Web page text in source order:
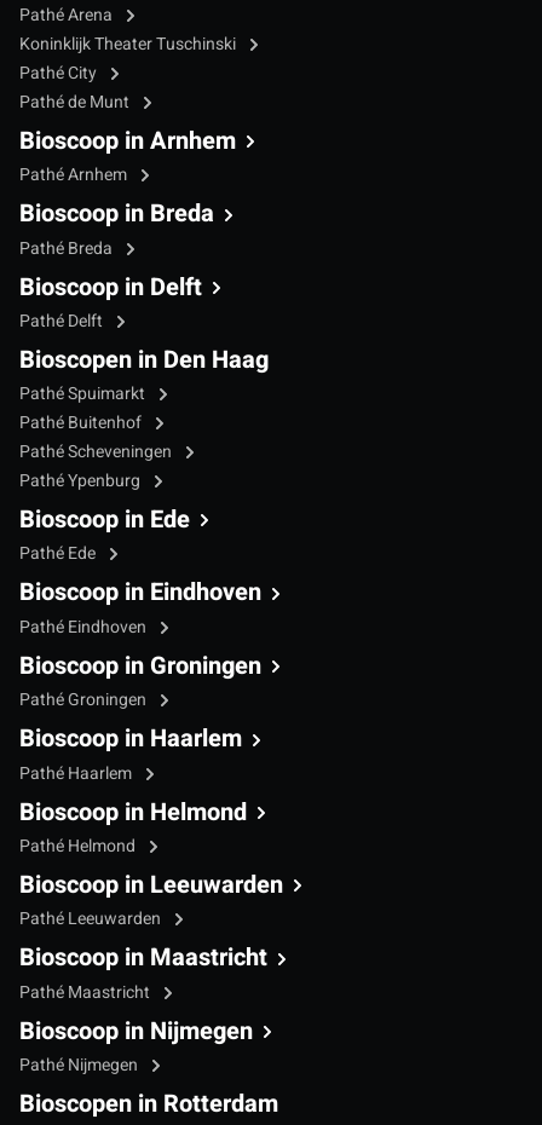
Pathé Arena
Koninklijk Theater Tuschinski
Pathé City
Pathé de Munt
Bioscoop in Arnhem
Pathé Arnhem
Bioscoop in Breda
Pathé Breda
Bioscoop in Delft
Pathé Delft
Bioscopen in Den Haag
Pathé Spuimarkt
Pathé Buitenhof
Pathé Scheveningen
Pathé Ypenburg
Bioscoop in Ede
Pathé Ede
Bioscoop in Eindhoven
Pathé Eindhoven
Bioscoop in Groningen
Pathé Groningen
Bioscoop in Haarlem
Pathé Haarlem
Bioscoop in Helmond
Pathé Helmond
Bioscoop in Leeuwarden
Pathé Leeuwarden
Bioscoop in Maastricht
Pathé Maastricht
Bioscoop in Nijmegen
Pathé Nijmegen
Bioscopen in Rotterdam